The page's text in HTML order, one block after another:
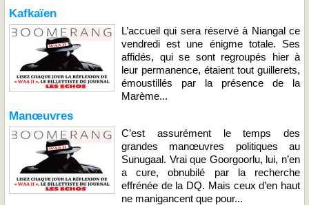
Kafkaïen
L’accueil qui sera réservé à Niangal ce
vendredi est une énigme totale. Ses
affidés, qui se sont regroupés hier à
leur permanence, étaient tout guillerets,
émoustillés par la présence de la
Marème...
Manœuvres
C’est assurément le temps des
grandes manœuvres politiques au
Sunugaal. Vrai que Goorgoorlu, lui, n’en
a cure, obnubilé par la recherche
effrénée de la DQ. Mais ceux d’en haut
ne manigancent que pour...